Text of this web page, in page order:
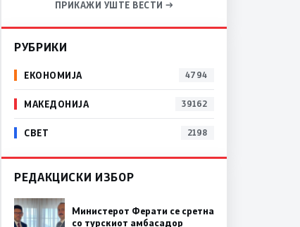
ПРИКАЖИ УШТЕ ВЕСТИ →
РУБРИКИ
ЕКОНОМИЈА 4794
МАКЕДОНИЈА 39162
СВЕТ 2198
РЕДАКЦИСКИ ИЗБОР
Министерот Ферати се сретна
со турскиот амбасадор